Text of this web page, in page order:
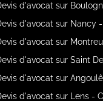
d'avocat sur
d'avocat sur Nancy
d'avocat sur
d'avocat sur Saint
d'avocat sur
d'avocat sur Lens -